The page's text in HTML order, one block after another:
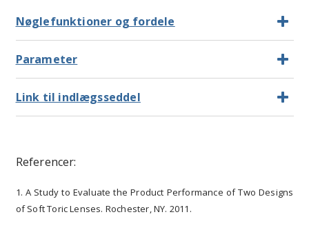
Nøglefunktioner og fordele
Parameter
Link til indlægsseddel
Referencer:
1. A Study to Evaluate the Product Performance of Two Designs
of Soft Toric Lenses. Rochester, NY. 2011.